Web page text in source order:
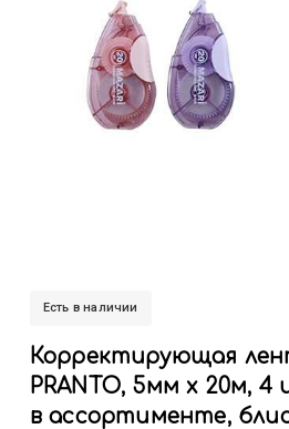
Есть в наличии
Корректирующая
PRANTO, 5мм x 20м, 4
в ассортименте,